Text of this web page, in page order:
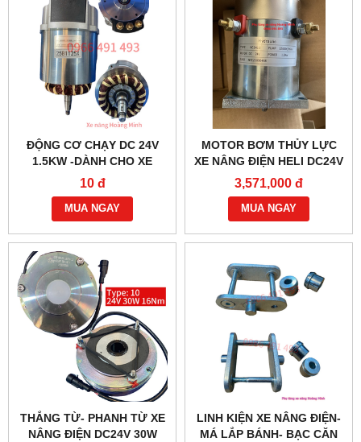
ĐỘNG CƠ CHẠY DC 24V
1.5KW -DÀNH CHO XE
NÂNG ĐIỆN HELI CBD30-
10 đ
MUA NGAY
MOTOR BƠM THỦY LỰC
XE NÂNG ĐIỆN HELI DC24V
1.2KW- YC2412
3,571,000 đ
MUA NGAY
THẮNG TỪ- PHANH TỪ XE
NÂNG ĐIỆN DC24V 30W
LINH KIỆN XE NÂNG ĐIỆN-
MÁ LẮP BÁNH- BẠC CĂN